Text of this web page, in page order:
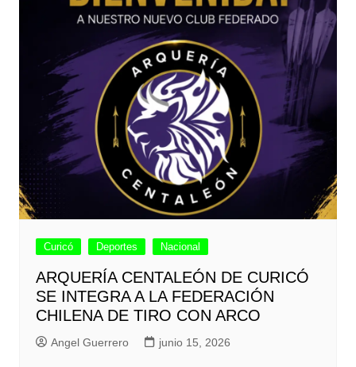
Curicó Deportes Nacional
ARQUERÍA CENTALEÓN DE CURICÓ
SE INTEGRA A LA FEDERACIÓN
CHILENA DE TIRO CON ARCO
Angel Guerrero junio 15, 2026